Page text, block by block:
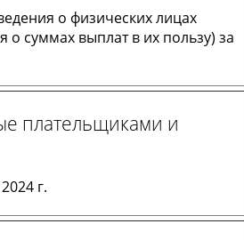
о физических лицах
суммах выплат в их пользу) за
плательщиками и
г.